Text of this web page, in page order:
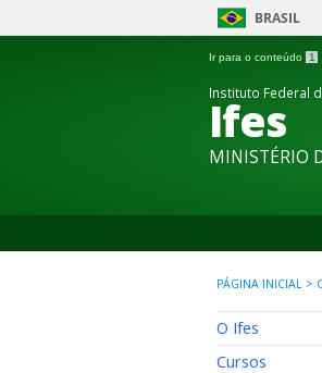
BRASIL
Ir para o conteúdo 1
Instituto Federal
Ifes
MINISTÉRIO
PÁGINA INICIAL >
O Ifes
Cursos